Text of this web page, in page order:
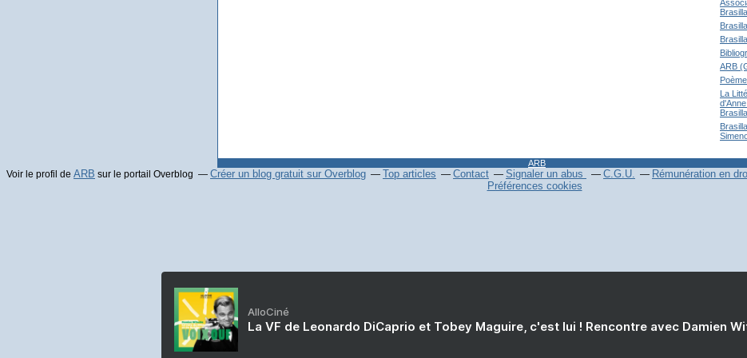
ARB
La
ARB
Voir le profil de ARB sur le portail Overblog Créer un blog gratuit sur Overblog Top articles Contact Signaler un abus C.G.U. Rémunération en
Préférences cookies
AlloCiné
La VF de Leonardo DiCaprio et Tobey Maguire, c'est lui ! Rencontre avec Damien